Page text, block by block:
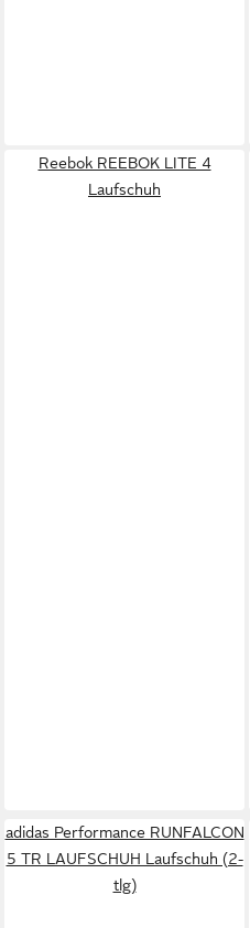
Reebok REEBOK LITE 4
Laufschuh
adidas Performance RUNFALCON
5 TR LAUFSCHUH Laufschuh (2-
tlg)